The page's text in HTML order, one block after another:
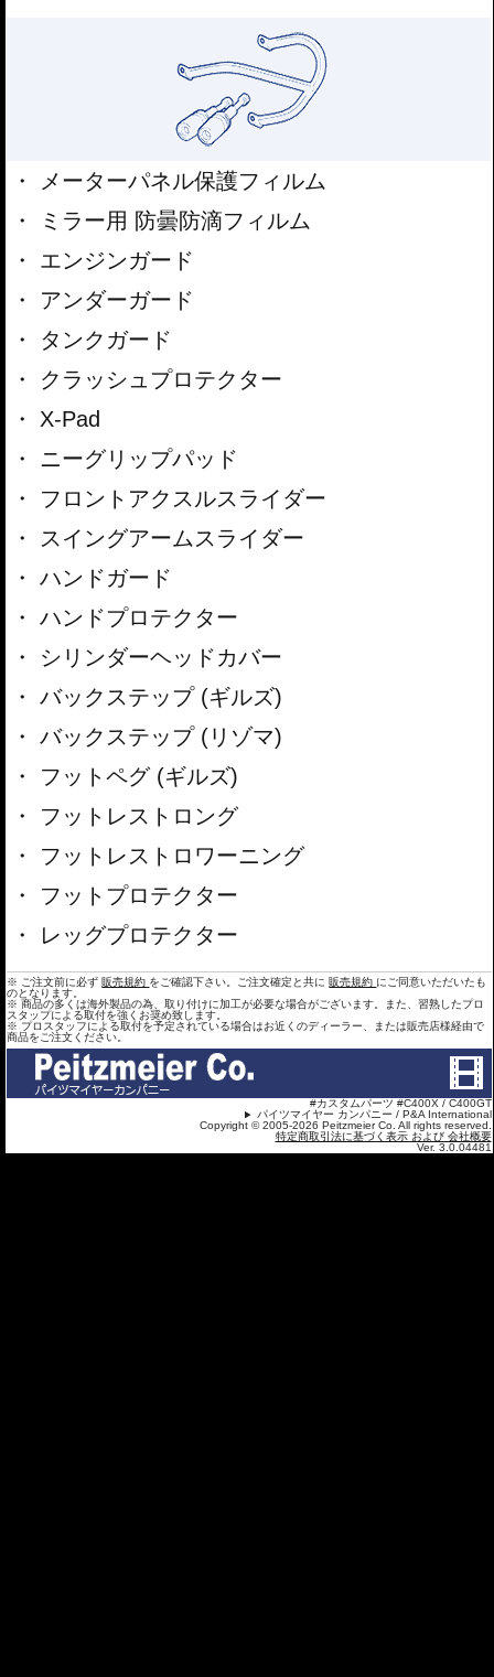
メーターパネル保護フィルム
ミラー用 防曇防滴フィルム
エンジンガード
アンダーガード
タンクガード
クラッシュプロテクター
X-Pad
ニーグリップパッド
フロントアクスルスライダー
スイングアームスライダー
ハンドガード
ハンドプロテクター
シリンダーヘッドカバー
バックステップ (ギルズ)
バックステップ (リゾマ)
フットペグ (ギルズ)
フットレストロング
フットレストロワーニング
フットプロテクター
レッグプロテクター
※ ご注文前に必ず販売規約 をご確認下さい。ご注文確定と共に販売規約 にご同意いただいたも
のとなります。
※ 商品の多くは海外製品の為、取り付けに加工が必要な場合がございます。また、習熟したプロ
スタップによる取付を強くお奨め致します。
※ プロスタッフによる取付を予定されている場合はお近くのディーラー、または販売店様経由で
商品をご注文ください。
#カスタムパーツ #C400X / C400GT
パイツマイヤー カンパニー / P&A International
Copyright © 2005-2026 Peitzmeier Co. All rights reserved.
特定商取引法に基づく表示 および 会社概要
Ver. 3.0.04481